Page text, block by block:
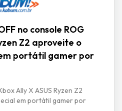
no console ROG
Z2 aproveite o
portátil gamer por
Ally X ASUS Ryzen Z2
em portátil gamer por